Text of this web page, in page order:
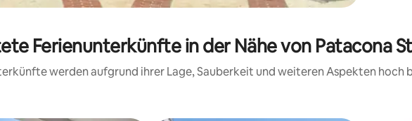
Ferienunterkünfte in der Nähe von Patacona
werden aufgrund ihrer Lage, Sauberkeit und weiteren Aspekten hoch